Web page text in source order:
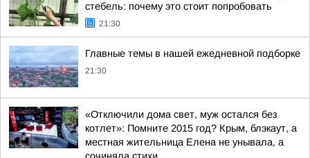
стебель: почему это стоит попробовать
21:30
Главные темы в нашей ежедневной подборке
21:30
«Отключили дома свет, муж остался без
котлет»: Помните 2015 год? Крым, блэкаут, а
местная жительница Елена не унывала, а